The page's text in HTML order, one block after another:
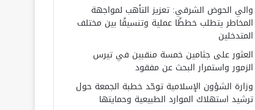
والي الحوض الشرقي: تعزيز التأهب لمواجهة
المخاطر يتطلب خططًا عملية وتنسيقًا بين مختلف
المتدخلين
العثور على جثامين خمسة منقبين في تيرس
الزمور واستمرار البحث عن مفقود
وزارة الشؤون الإسلامية توحّد خطبة الجمعة حول
ترشيد استهلاك الموارد الطبيعية وحمايتها